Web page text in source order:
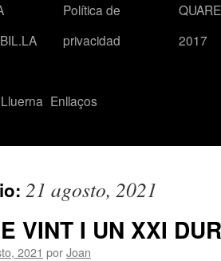
Política de
privacidad
2017
Lluerna Enllaços
21 agosto, 2021
VINT I UN XXI
2021 porJoan